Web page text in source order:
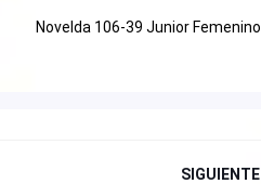
Novelda 106-39 Junior Femenino
SIGUIENTE